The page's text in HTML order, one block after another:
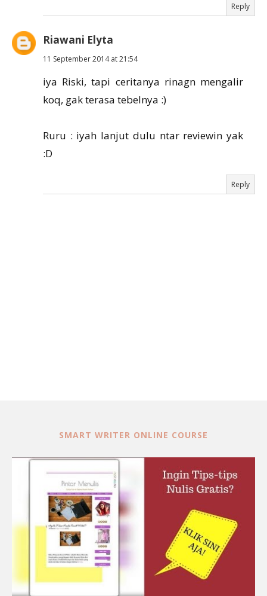
Reply
Riawani Elyta
11 September 2014 at 21:54
iya Riski, tapi ceritanya rinagn mengalir
koq, gak terasa tebelnya :)
Ruru : iyah lanjut dulu ntar reviewin yak
:D
Reply
SMART WRITER ONLINE COURSE